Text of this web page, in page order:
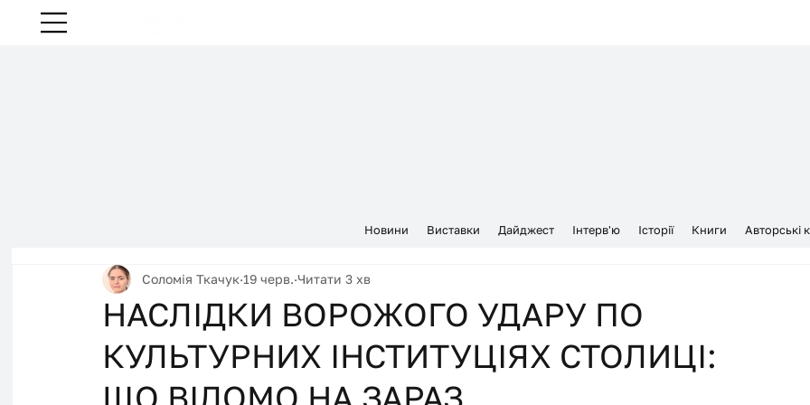
НАСЛІДКИ ВОРОЖОГО УДАРУ ПО
КУЛЬТУРНИХ ІНСТИТУЦІЯХ СТОЛИЦІ:
ЩО ВІДОМО НА ЗАРАЗ
Соломія Ткачук 19 черв. Читати 3 хв
Новини Виставки Дайджест Інтерв'ю Історії Книги Авторські